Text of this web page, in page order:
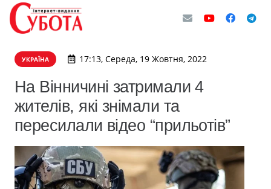
УКРАЇНА 17:13, Середа, 19 Жовтня, 2022
На Вінничині затримали 4
жителів, які знімали та
пересилали відео “прильотів”